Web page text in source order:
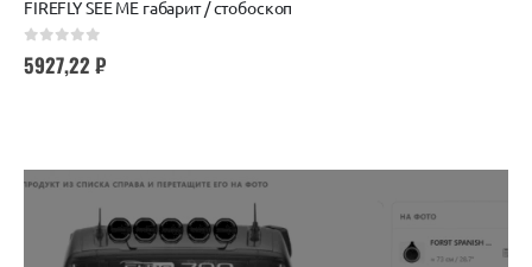
FIREFLY SEE ME габарит / стобоскоп
5927,22 ₽